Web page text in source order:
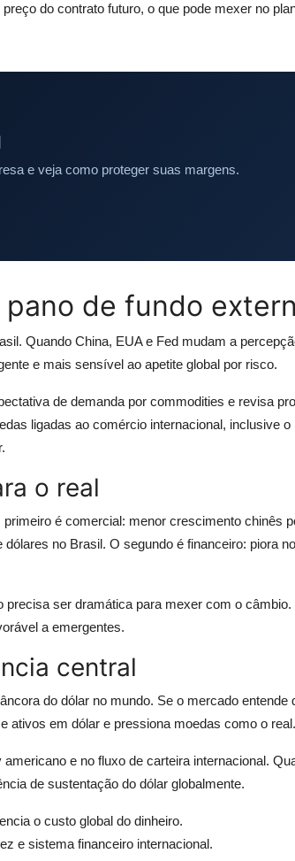
do contrato futuro, o que pode mexer no
e veja como proteger suas margens.
pano de fundo
Quando China, EUA e Fed mudam a
e mais sensível ao apetite global por risco.
de demanda por commodities e revisa
ligadas ao comércio internacional, inclusive
o real
é comercial: menor crescimento chinês
no Brasil. O segundo é financeiro: piora
ser dramática para mexer com o
a emergentes.
central
do dólar no mundo. Se o mercado entende
ativos em dólar e pressiona moedas como o real.
e no fluxo de carteira internacional.
de sustentação do dólar globalmente.
o custo global do dinheiro.
e sistema financeiro internacional.